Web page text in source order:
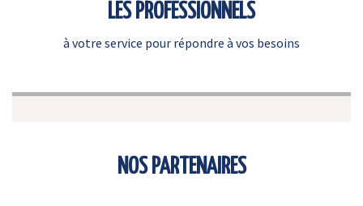
LES PROFESSIONNELS
à votre service pour répondre à vos besoins
NOS PARTENAIRES